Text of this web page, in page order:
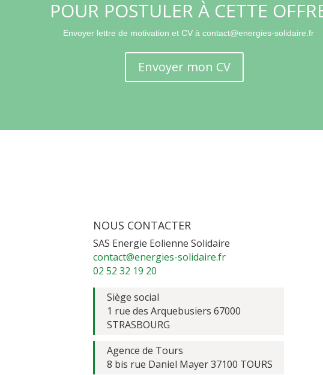
POUR POSTULER À CETTE
Envoyer lettre de motivation et CV à contact@energies-solidaire.fr
Envoyer mon CV
NOUS CONTACTER
SAS Energie Eolienne Solidaire
contact@energies-solidaire.fr
02 52 32 19 20
Siège social
1 rue des Arquebusiers 67000
STRASBOURG
Agence de Tours
8 bis rue Daniel Mayer 37100 TOURS